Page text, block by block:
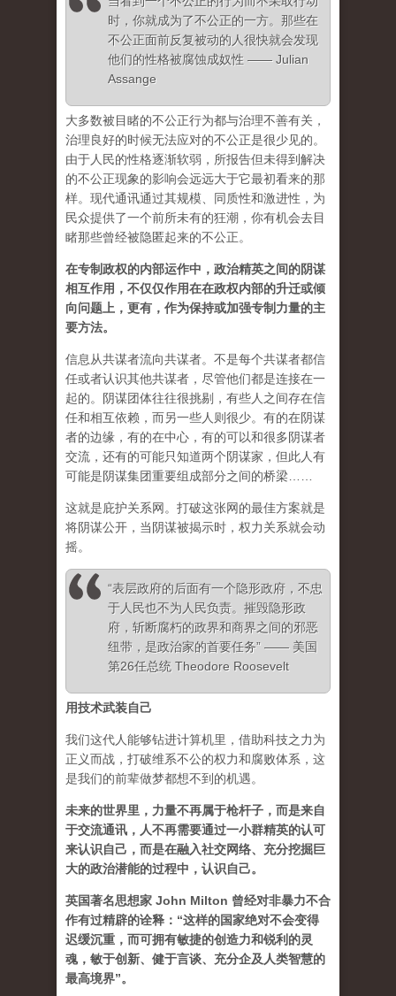
时，你就成为了不公正的一方。那些在
不公正面前反复被动的人很快就会发现
他们的性格被腐蚀成奴性 —— Julian
Assange
大多数被目睹的不公正行为都与治理不善有关，
治理良好的时候无法应对的不公正是很少见的。
由于人民的性格逐渐软弱，所报告但未得到解决
的不公正现象的影响会远远大于它最初看来的那
样。现代通讯通过其规模、同质性和激进性，为
民众提供了一个前所未有的狂潮，你有机会去目
睹那些曾经被隐匿起来的不公正。
在专制政权的内部运作中，政治精英之间的阴谋
相互作用，不仅仅作用在在政权内部的升迁或倾
向问题上，更有，作为保持或加强专制力量的主
要方法。
信息从共谋者流向共谋者。不是每个共谋者都信
任或者认识其他共谋者，尽管他们都是连接在一
起的。阴谋团体往往很挑剔，有些人之间存在信
任和相互依赖，而另一些人则很少。有的在阴谋
者的边缘，有的在中心，有的可以和很多阴谋者
交流，还有的可能只知道两个阴谋家，但此人有
可能是阴谋集团重要组成部分之间的桥梁……
这就是庇护关系网。打破这张网的最佳方案就是
将阴谋公开，当阴谋被揭示时，权力关系就会动
摇。
“表层政府的后面有一个隐形政府，不忠
于人民也不为人民负责。摧毁隐形政
府，斩断腐朽的政界和商界之间的邪恶
纽带，是政治家的首要任务” —— 美国
第26任总统 Theodore Roosevelt
用技术武装自己
我们这代人能够钻进计算机里，借助科技之力为
正义而战，打破维系不公的权力和腐败体系，这
是我们的前辈做梦都想不到的机遇。
未来的世界里，力量不再属于枪杆子，而是来自
于交流通讯，人不再需要通过一小群精英的认可
来认识自己，而是在融入社交网络、充分挖掘巨
大的政治潜能的过程中，认识自己。
英国著名思想家 John Milton 曾经对非暴力不合
作有过精辟的诠释：“这样的国家绝对不会变得
迟缓沉重，而可拥有敏捷的创造力和锐利的灵
魂，敏于创新、健于言谈、充分企及人类智慧的
最高境界”。